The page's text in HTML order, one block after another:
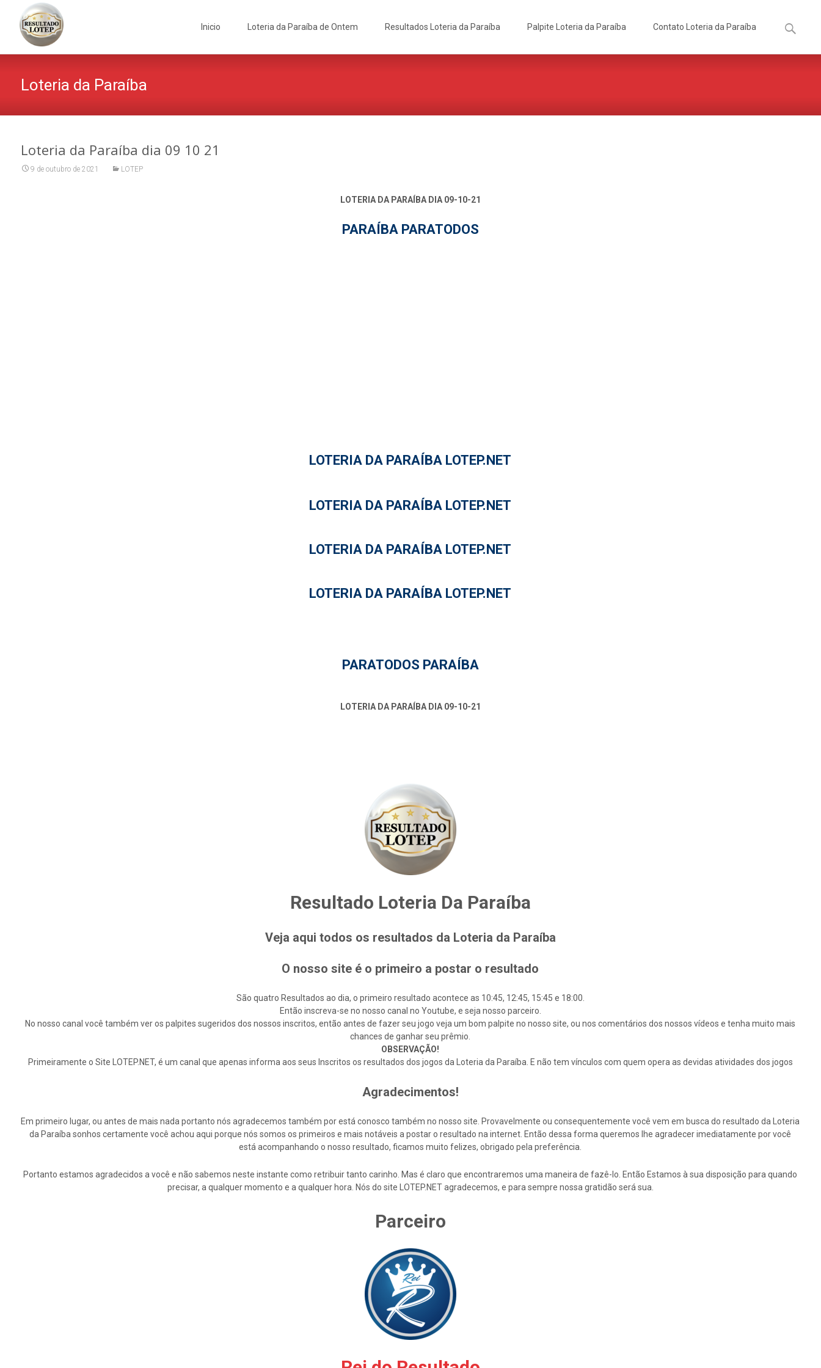
Inicio Loteria da Paraíba de Ontem Resultados Loteria da Paraíba Palpite Loteria da Paraíba Contato Loteria da Paraíba
por:
Loteria da Paraíba
Loteria da Paraíba dia 09 10 21
9 de outubro de 2021 LOTEP
LOTERIA DA PARAÍBA DIA 09-10-21
PARAÍBA PARATODOS
LOTERIA DA PARAÍBA LOTEP.NET
LOTERIA DA PARAÍBA LOTEP.NET
LOTERIA DA PARAÍBA LOTEP.NET
LOTERIA DA PARAÍBA LOTEP.NET
PARATODOS PARAÍBA
LOTERIA DA PARAÍBA DIA 09-10-21
Resultado Loteria Da Paraíba
Veja aqui todos os resultados da Loteria da Paraíba
O nosso site é o primeiro a postar o resultado
São quatro Resultados ao dia, o primeiro resultado acontece as 10:45, 12:45, 15:45 e 18:00.
Então inscreva-se no nosso canal no Youtube, e seja nosso parceiro.
No nosso canal você também ver os palpites sugeridos dos nossos inscritos, então antes de fazer seu jogo veja um bom palpite no nosso site, ou nos comentários dos nossos vídeos e tenha muito mais
chances de ganhar seu prêmio.
OBSERVAÇÃO!
Primeiramente o Site LOTEP.NET, é um canal que apenas informa aos seus Inscritos os resultados dos jogos da Loteria da Paraíba. E não tem vínculos com quem opera as devidas atividades dos jogos
Agradecimentos!
Em primeiro lugar, ou antes de mais nada portanto nós agradecemos também por está conosco também no nosso site. Provavelmente ou consequentemente você vem em busca do resultado da Loteria
da Paraíba sonhos certamente você achou aqui porque nós somos os primeiros e mais notáveis a postar o resultado na internet. Então dessa forma queremos lhe agradecer imediatamente por você
está acompanhando o nosso resultado, ficamos muito felizes, obrigado pela preferência.
Portanto estamos agradecidos a você e não sabemos neste instante como retribuir tanto carinho. Mas é claro que encontraremos uma maneira de fazê-lo. Então Estamos à sua disposição para quando
precisar, a qualquer momento e a qualquer hora. Nós do site LOTEP.NET agradecemos, e para sempre nossa gratidão será sua.
Parceiro